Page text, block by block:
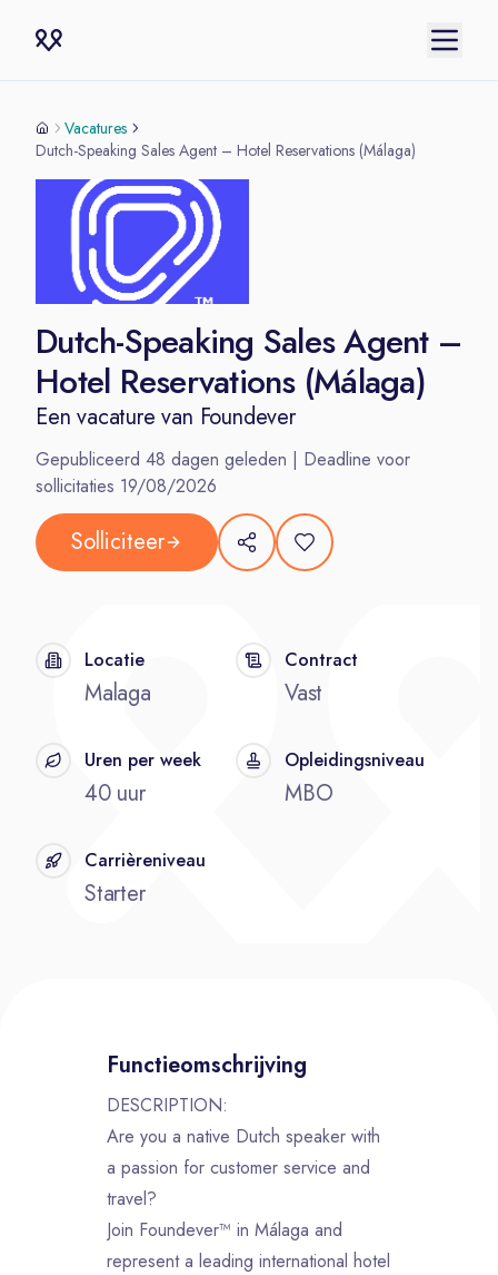
Vacatures
Dutch-Speaking Sales Agent – Hotel Reservations (Málaga)
Dutch-Speaking Sales Agent –
Hotel Reservations (Málaga)
Een vacature van Foundever
Gepubliceerd 48 dagen geleden | Deadline voor
sollicitaties 19/08/2026
Solliciteer
Locatie
Malaga
Contract
Vast
Uren per week
40 uur
Opleidingsniveau
MBO
Carrièreniveau
Starter
Functieomschrijving
DESCRIPTION:
Are you a native Dutch speaker with
a passion for customer service and
travel?
Join Foundever™ in Málaga and
represent a leading international hotel